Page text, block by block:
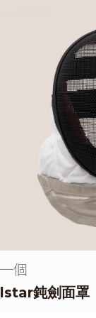
個
鈍劍面罩